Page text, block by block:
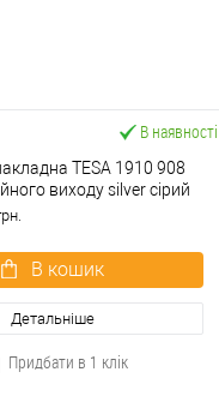
В наявності
TESA 1910 908
виходу silver сірий
В кошик
Детальніше
Придбати в 1 клік